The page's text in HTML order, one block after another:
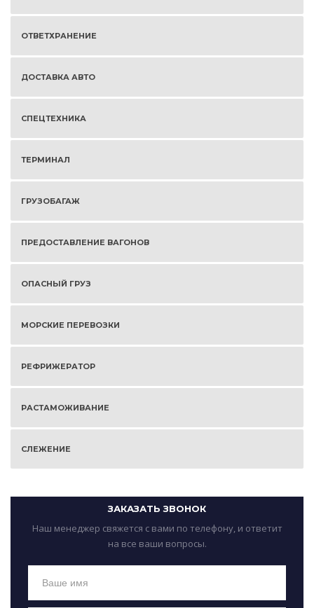
ОТВЕТХРАНЕНИЕ
ДОСТАВКА АВТО
СПЕЦТЕХНИКА
ТЕРМИНАЛ
ГРУЗОБАГАЖ
ПРЕДОСТАВЛЕНИЕ ВАГОНОВ
ОПАСНЫЙ ГРУЗ
МОРСКИЕ ПЕРЕВОЗКИ
РЕФРИЖЕРАТОР
РАСТАМОЖИВАНИЕ
СЛЕЖЕНИЕ
ЗАКАЗАТЬ ЗВОНОК
Наш менеджер свяжется с вами по телефону, и ответит
на все ваши вопросы.